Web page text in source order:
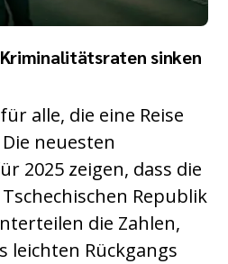
sinken
alle, die eine Reise
neuesten
2025 zeigen, dass die
Republik
die Zahlen,
leichten Rückgangs